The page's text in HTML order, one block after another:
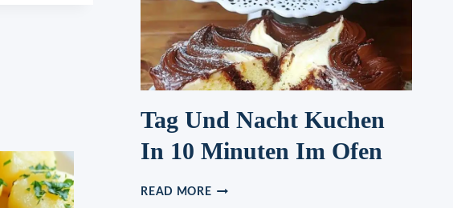
Tag Und Nacht Kuchen
In 10 Minuten Im Ofen
READ MORETAG